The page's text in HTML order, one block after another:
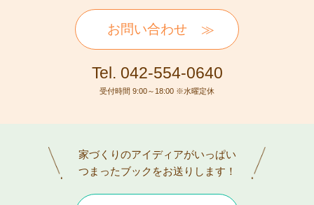
お問い合わせ
Tel. 042-554-0640
受付時間 9:00～18:00 ※水曜定休
家づくりのアイディアがいっぱい
つまったブックをお送りします！